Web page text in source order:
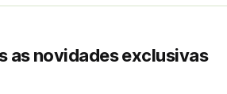
as novidades exclusivas